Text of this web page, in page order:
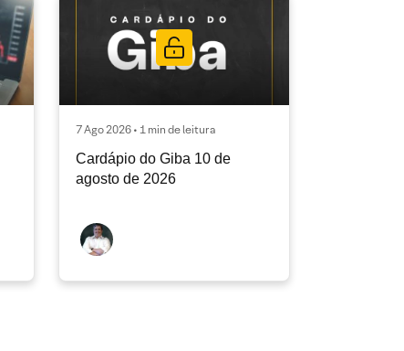
7 Ago 2026 • 1 min de leitura
Cardápio do Giba 10 de
agosto de 2026